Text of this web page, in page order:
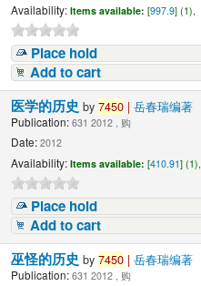
Availability: Items available: [997.9] (1),
Place hold
Add to cart
医学的历史by7450 | 岳春瑞编著
Publication: 631 2012 , 购
Date: 2012
Availability: Items available: [410.91] (1),
Place hold
Add to cart
巫怪的历史by7450 | 岳春瑞编著
Publication: 631 2012 , 购